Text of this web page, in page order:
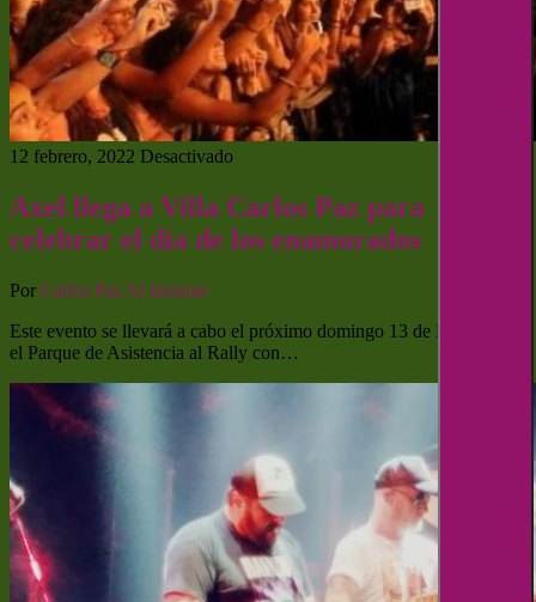
12 febrero, 2022 Desactivado
Axel llega a Villa Carlos Paz para
celebrar el día de los enamorados
Por Carlos Paz Al Instante
Este evento se llevará a cabo el próximo domingo 13 de Febrero en
el Parque de Asistencia al Rally con…